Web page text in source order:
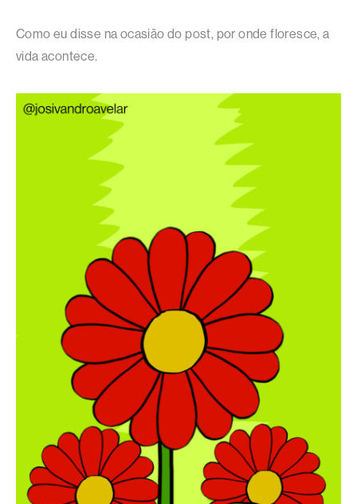
Como eu disse na ocasião do post, por onde floresce, a
vida acontece.